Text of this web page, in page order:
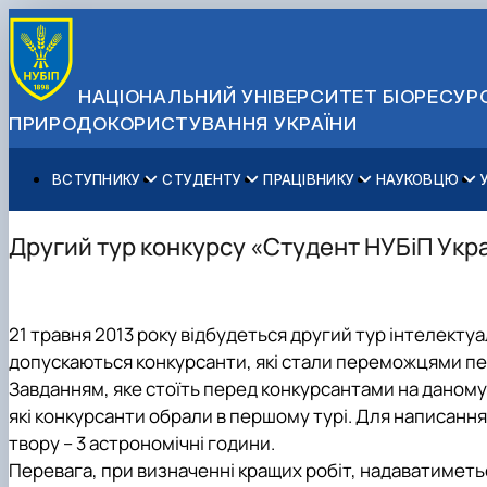
НАЦІОНАЛЬНИЙ УНІВЕРСИТЕТ
ПРИРОДОКОРИСТУВАННЯ УКРАЇНИ
ВСТУПНИКУ
Вступ до НУБіП України 2026
Приймальна комісія
Правила прийому
Підготовчий курс НМТ
Для іноземців / For foreigners
Військова освіта
СТУДЕНТУ
Навчання
Додаткова освіта
Позанавчальна діяльність
Пільги
ПРАЦІВНИКУ
Освітній процес
Міжнародна діяльність
Довідкова інформація
НАУКОВЦЮ
Наукова діяльність
Аспіранту / Докторанту
Захисти дисертацій
Біоетична комісія
Наукові видання
Наука для бізнесу
Управління і самоврядування
Загальна інформація
Офіційні документи
Державні закупівлі
Офіційна символіка
Антикорупційні заходи
Гендерна радниця
Контактна інформація
Другий тур конкурсу «Студент НУБіП
21 травня 2013 року відбудеться другий тур
допускаються конкурсанти, які стали переможцями
Завданням, яке стоїть перед конкурсантами на
які конкурсанти обрали в першому турі. Для
твору – 3 астрономічні години.
Перевага, при визначенні кращих робіт,